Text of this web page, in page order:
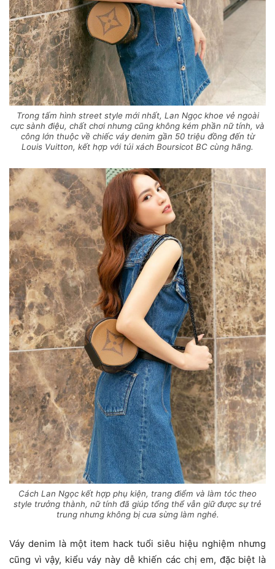
Trong tấm hình street style mới nhất, Lan Ngọc khoe vẻ ngoài
cực sành điệu, chất chơi nhưng cũng không kém phần nữ tính, và
công lớn thuộc về chiếc váy denim gần 50 triệu đồng đến từ
Louis Vuitton, kết hợp với túi xách Boursicot BC cùng hãng.
Cách Lan Ngọc kết hợp phụ kiện, trang điểm và làm tóc theo
style trưởng thành, nữ tính đã giúp tổng thể vẫn giữ được sự trẻ
trung nhưng không bị cưa sừng làm nghé.
Váy denim là một item hack tuổi siêu hiệu nghiệm nhưng
cũng vì vậy, kiểu váy này dễ khiến các chị em, đặc biệt là